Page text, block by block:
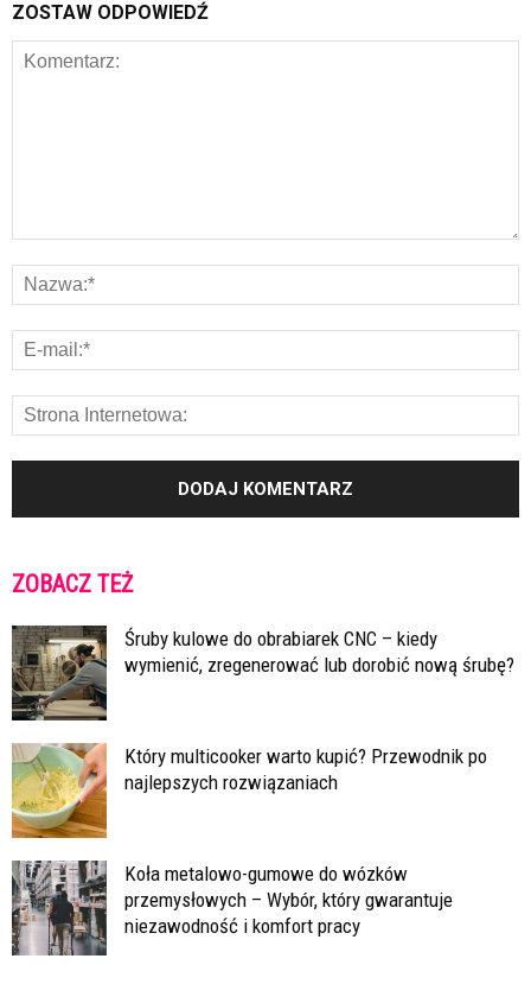
ZOSTAW ODPOWIEDŹ
ZOBACZ TEŻ
Śruby kulowe do obrabiarek CNC – kiedy
wymienić, zregenerować lub dorobić nową śrubę?
Który multicooker warto kupić? Przewodnik po
najlepszych rozwiązaniach
Koła metalowo-gumowe do wózków
przemysłowych – Wybór, który gwarantuje
niezawodność i komfort pracy